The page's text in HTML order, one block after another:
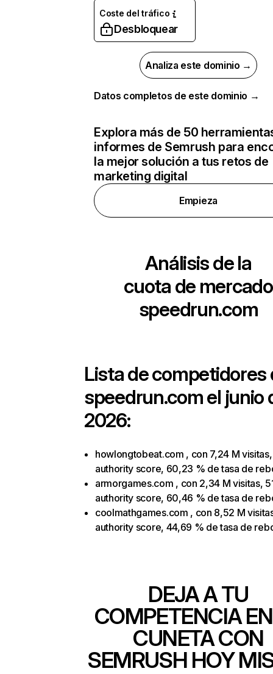
Coste del tráfico
Desbloquear
Analiza este dominio →
Datos completos de este dominio →
Explora más de 50
informes de Semrush para
la mejor solución a tus retos de
marketing digital
Empieza
Análisis de la
cuota de mercado
speedrun.com
Lista de competidores
speedrun.comel junio
2026:
howlongtobeat.com , con 7,24 M
authority score, 60,23 % de tasa de
armorgames.com , con 2,34 M visitas,
authority score, 60,46 % de tasa de
coolmathgames.com , con 8,52 M
authority score, 44,69 % de tasa de
DEJA A TU
COMPETENCIA
CUNETA CON
SEMRUSH HOY